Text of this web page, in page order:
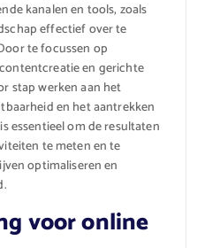
kanalen en tools, zoals
effectief over te
te focussen op
en gerichte
stap werken aan het
en het aantrekken
essentieel om de resultaten
te meten en te
optimaliseren en
voor online